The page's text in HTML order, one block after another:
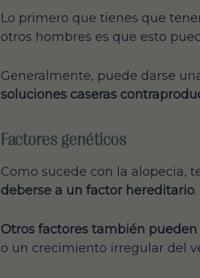
Lo primero que tienes que
otros hombres es que esto
Generalmente, puede darse
soluciones caseras
Factores genéticos
Como sucede con la alopecia,
deberse a un factor hereditario.
Otros factores también
o un crecimiento irregular del